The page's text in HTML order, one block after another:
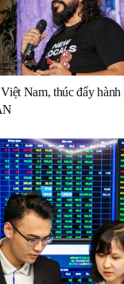
Nam, thúc đẩy